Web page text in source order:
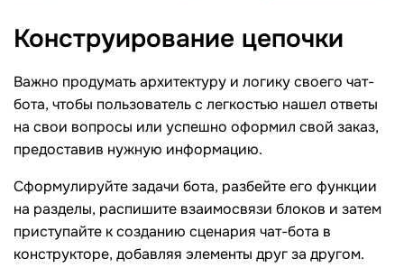
Конструирование цепочки
Важно продумать архитектуру и логику своего чат-
бота, чтобы пользователь с легкостью нашел ответы
на свои вопросы или успешно оформил свой заказ,
предоставив нужную информацию.
Сформулируйте задачи бота, разбейте его функции
на разделы, распишите взаимосвязи блоков и затем
приступайте к созданию сценария чат-бота в
конструкторе, добавляя элементы друг за другом.